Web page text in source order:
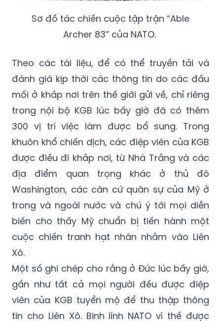
Archer 83” của NATO.
Theo các tài liệu, để có thể truyền tải và
đánh giá kịp thời các thông tin do các đầu
mối ở khắp nơi trên thế giới gửi về, chỉ riêng
trong nội bộ KGB lúc bấy giờ đã có thêm
300 vị trí việc làm được bổ sung. Trong
khuôn khổ chiến dịch, các điệp viên của KGB
được điều đi khắp nơi, từ Nhà Trắng và các
địa điểm quan trọng khác ở thủ đô
Washington, các căn cứ quân sự của Mỹ ở
trong và ngoài nước và chú ý tới mọi diễn
biến cho thấy Mỹ chuẩn bị tiến hành một
cuộc chiến tranh hạt nhân nhằm vào Liên
Xô.
Một số ghi chép cho rằng ở Đức lúc bấy giờ,
gần như tất cả mọi người đều được điệp